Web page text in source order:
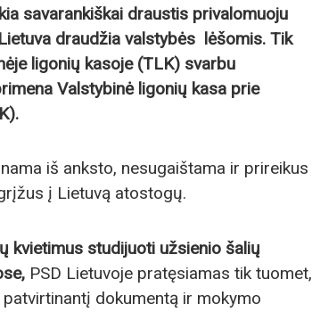
savarankiškai draustis privalomuoju
draudžia valstybės lėšomis. Tik
ligonių kasoje (TLK) svarbu
Valstybinė ligonių kasa prie
iš anksto, nesugaištama ir prireikus
į Lietuvą atostogų.
kvietimus studijuoti užsienio šalių
PSD Lietuvoje pratęsiamas tik tuomet,
dokumentą ir mokymo